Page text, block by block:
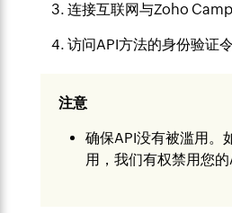
连接互联网与Zoho
访问API方法的身份验证令
注意
确保API没有被滥用。
用，我们有权禁用您的